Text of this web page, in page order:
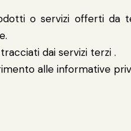
o servizi offerti da
dai servizi terzi .
alle informative